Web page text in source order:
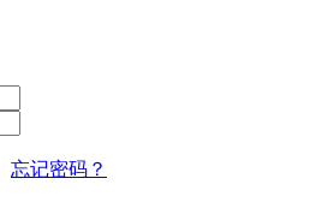
忘记密码？